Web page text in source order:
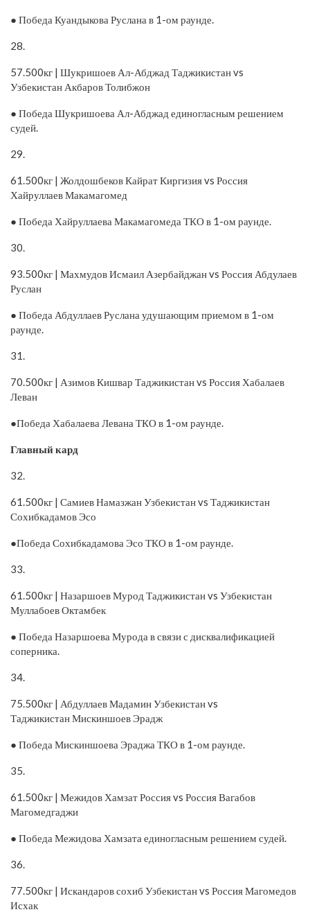
● Победа Куандыкова Руслана в 1-ом раунде.
28.
57.500кг | Шукришоев Ал-Абджад Таджикистан vs
Узбекистан Акбаров Толибжон
● Победа Шукришоева Ал-Абджад единогласным решением
судей.
29.
61.500кг | Жолдошбеков Кайрат Киргизия vs Россия
Хайруллаев Макамагомед
● Победа Хайруллаева Макамагомеда ТКО в 1-ом раунде.
30.
93.500кг | Махмудов Исмаил Азербайджан vs Россия Абдулаев
Руслан
● Победа Абдуллаев Руслана удушающим приемом в 1-ом
раунде.
31.
70.500кг | Азимов Кишвар Таджикистан vs Россия Хабалаев
Леван
●Победа Хабалаева Левана ТКО в 1-ом раунде.
Главный кард
32.
61.500кг | Самиев Намазжан Узбекистан vs Таджикистан
Сохибкадамов Эсо
●Победа Сохибкадамова Эсо ТКО в 1-ом раунде.
33.
61.500кг | Назаршоев Мурод Таджикистан vs Узбекистан
Муллабоев Октамбек
● Победа Назаршоева Мурода в связи с дисквалификацией
соперника.
34.
75.500кг | Абдуллаев Мадамин Узбекистан vs
Таджикистан Мискиншоев Эрадж
● Победа Мискиншоева Эраджа ТКО в 1-ом раунде.
35.
61.500кг | Межидов Хамзат Россия vs Россия Вагабов
Магомедгаджи
● Победа Межидова Хамзата единогласным решением судей.
36.
77.500кг | Искандаров сохиб Узбекистан vs Россия Магомедов
Исхак